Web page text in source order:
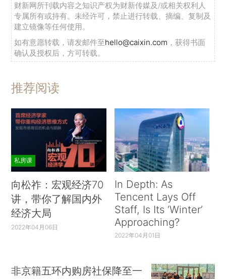
财新网所刊载内容之知识产权为财新传媒及/或相关权利人
专属所有或持有。未经许可，禁止进行转载、摘编、复制及
建立镜像等任何使用。
如有意愿转载，请发邮件至hello@caixin.com ，获得书面
确认及授权后，方可转载。
推荐阅读
私房课
向松祚：宏观经济70
讲，带你了解国内外
经济大局
2022年04月06日
In Depth: As
Tencent Lays Off
Staff, Is Its ‘Winter’
Approaching?
2022年04月01日
非京籍五环内购房社保降至一